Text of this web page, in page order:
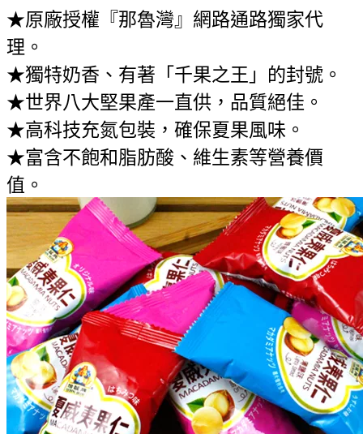
★原廠授權『那魯灣』網路通路獨家代
理。
★獨特奶香、有著「千果之王」的封號。
★世界八大堅果產一直供，品質絕佳。
★高科技充氮包裝，確保夏果風味。
★富含不飽和脂肪酸、維生素等營養價
值。